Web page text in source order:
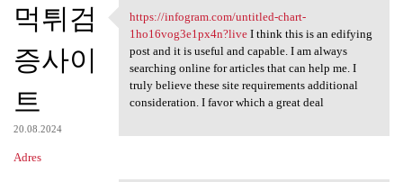
먹튀검
증사이
트
20.08.2024
Adres
https://infogram.com/untitled
https://infogram.com/untitled-chart-
1ho16vog3e1px4n?liveI think this is an edifying
post and it is useful and capable. I am always
searching online for articles that can help me. I
truly believe these site requirements additional
consideration. I favor which a great deal